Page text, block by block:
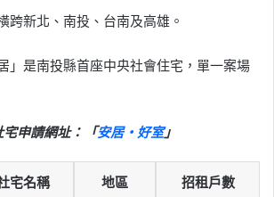
跨新北、南投、台南及高雄。
」是南投縣首座中央社會住宅，單一案場
申請網址：「安居・好室」
宅名稱 地區 招租戶數